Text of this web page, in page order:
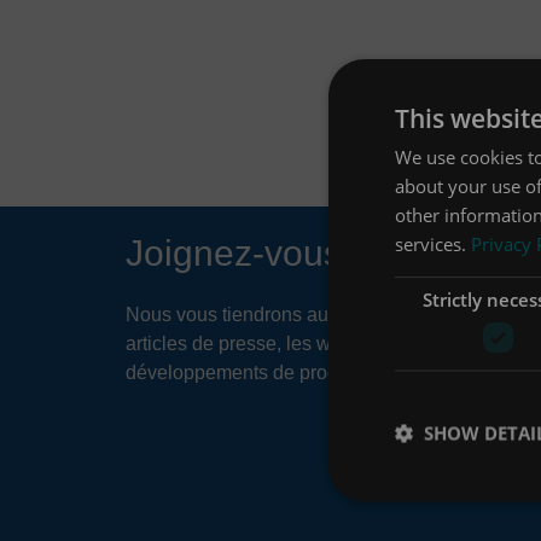
Joignez-vous à notre
Nous vous tiendrons au courant de choses telles
articles de presse, les webinaires à venir et les
développements de produits.
This
We use cookies
about your use
other
services. Privacy
Strictly
SHOW